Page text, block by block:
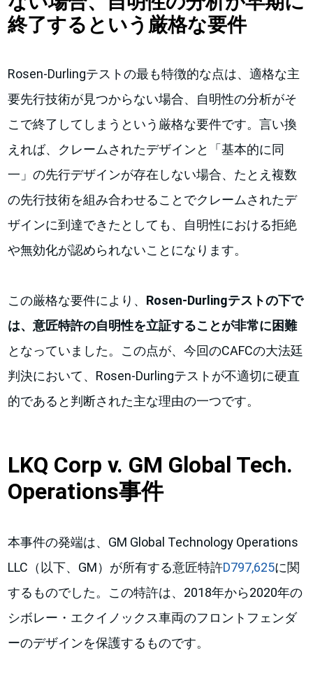
終了するという厳格な要件
Rosen-Durlingテストの最も特徴的な点は、適格な主
要先行技術が見つからない場合、自明性の分析がそ
こで終了してしまうという厳格な要件です。言い換
えれば、クレームされたデザインと「基本的に同
一」の先行デザインが存在しない場合、たとえ複数
の先行技術を組み合わせることでクレームされたデ
ザインに到達できたとしても、自明性における拒絶
や無効化が認められないことになります。
この厳格な要件により、 Rosen-Durlingテストの下で
は、意匠特許の自明性を立証することが非常に困難
となっていました。この点が、今回のCAFCの大法廷
判決において、Rosen-Durlingテストが不適切に硬直
的であると判断された主な理由の一つです。
LKQ Corp v. GM Global Tech.
Operations事件
本事件の発端は、GM Global Technology Operations
LLC（以下、GM）が所有する意匠特許D797,625に関
するものでした。この特許は、2018年から2020年の
シボレー・エクイノックス車両のフロントフェンダ
ーのデザインを保護するものです。